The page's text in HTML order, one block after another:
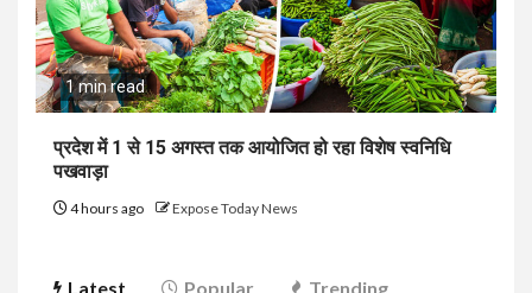
1 min read
प्रदेश में 1 से 15 अगस्त तक आयोजित हो रहा विशेष स्वनिधि
पखवाड़ा
4 hours ago Expose Today News
Latest Popular Trending